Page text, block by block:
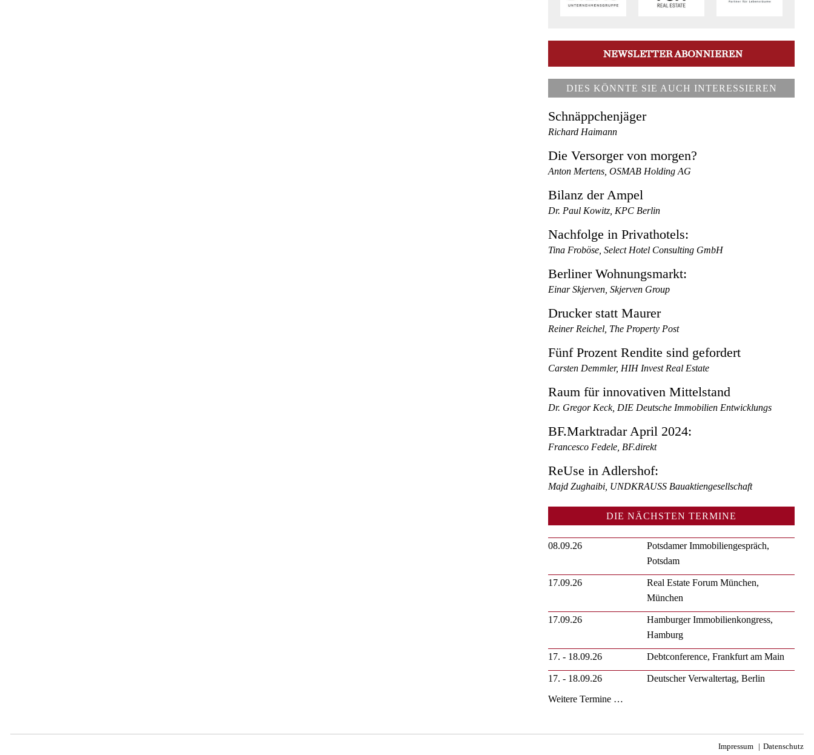
DIES KÖNNTE SIE AUCH INTERESSIEREN
Schnäppchenjäger
Richard Haimann
Die Versorger von morgen?
Anton Mertens, OSMAB Holding AG
Bilanz der Ampel
Dr. Paul Kowitz, KPC Berlin
Nachfolge in Privathotels:
Tina Froböse, Select Hotel Consulting GmbH
Berliner Wohnungsmarkt:
Einar Skjerven, Skjerven Group
Drucker statt Maurer
Reiner Reichel, The Property Post
Fünf Prozent Rendite sind gefordert
Carsten Demmler, HIH Invest Real Estate
Raum für innovativen Mittelstand
Dr. Gregor Keck, DIE Deutsche Immobilien Entwicklungs
BF.Marktradar April 2024:
Francesco Fedele, BF.direkt
ReUse in Adlershof:
Majd Zughaibi, UNDKRAUSS Bauaktiengesellschaft
DIE NÄCHSTEN TERMINE
08.09.26
Potsdamer Immobiliengespräch,
Potsdam
17.09.26
Real Estate Forum München,
München
17.09.26
Hamburger Immobilienkongress,
Hamburg
17. - 18.09.26 Debtconference, Frankfurt am Main
17. - 18.09.26
Deutscher Verwaltertag, Berlin
Weitere Termine …
Impressum Datenschutz